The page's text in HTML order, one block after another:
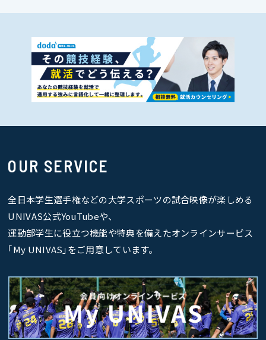
OUR SERVICE
全日本学生選手権などの大学スポーツの試合映像が楽しめる
UNIVAS公式YouTubeや、
運動部学生に役立つ機能や特典を備えたオンラインサービス
｢My UNIVAS｣をご用意しています。